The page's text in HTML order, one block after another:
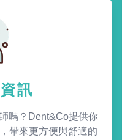
訊
嗎？Dent&Co提供你
帶來更方便與舒適的